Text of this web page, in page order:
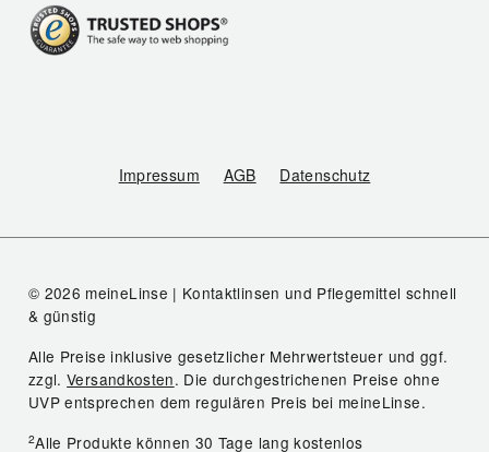
Impressum AGB Datenschutz
© 2026 meineLinse | Kontaktlinsen und Pflegemittel schnell
& günstig
Alle Preise inklusive gesetzlicher Mehrwertsteuer und ggf.
zzgl.Versandkosten. Die durchgestrichenen Preise ohne
UVP entsprechen dem regulären Preis bei meineLinse.
2Alle Produkte können 30 Tage lang kostenlos